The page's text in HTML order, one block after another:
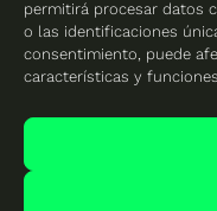
permitirá procesar datos
o las identificaciones
consentimiento, puede
características y
Protección de datos
Política de cookies
Mapa del sitio